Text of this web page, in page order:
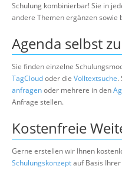
Schulung kombinierbar! Sie in
andere Themen ergänzen sowie
Agenda selbst
Sie finden einzelne
TagCloudoder die Volltextsuche.
anfragenoder mehrere in den
Anfrage stellen.
Kostenfreie
Gerne erstellen wir Ihnen
Schulungskonzeptauf Basis